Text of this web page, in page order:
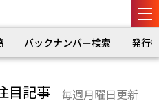
バックナンバー検索 発行
目記事 毎週月曜日更新